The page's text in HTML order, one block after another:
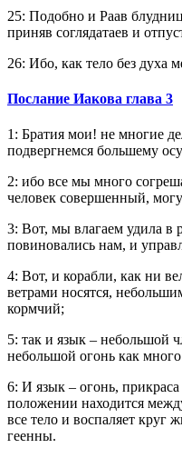
25: Подобно и Раав
приняв соглядатаев и
26: Ибо, как тело без духа
Послание Иакова глава 3
1: Братия мои! не многие
подвергнемся большему
2: ибо все мы много
человек совершенный,
3: Вот, мы влагаем удила в
повиновались нам, и
4: Вот, и корабли, как ни
ветрами носятся,
кормчий;
5: так и язык – небольшой
небольшой огонь как
6: И язык – огонь,
положении находится
все тело и воспаляет круг
геенны.